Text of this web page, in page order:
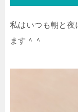
私はいつも朝と夜
ます＾＾